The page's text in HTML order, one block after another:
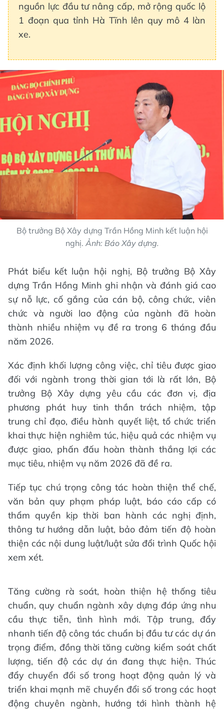
nguồn lực đầu tư nâng cấp, mở rộng quốc lộ
1 đoạn qua tỉnh Hà Tĩnh lên quy mô 4 làn
xe.
Bộ trưởng Bộ Xây dựng Trần Hồng Minh kết luận hội
nghị. Ảnh: Báo Xây dựng.
Phát biểu kết luận hội nghị, Bộ trưởng Bộ Xây
dựng Trần Hồng Minh ghi nhận và đánh giá cao
sự nỗ lực, cố gắng của cán bộ, công chức, viên
chức và người lao động của ngành đã hoàn
thành nhiều nhiệm vụ đề ra trong 6 tháng đầu
năm 2026.
Xác định khối lượng công việc, chỉ tiêu được giao
đối với ngành trong thời gian tới là rất lớn, Bộ
trưởng Bộ Xây dựng yêu cầu các đơn vị, địa
phương phát huy tinh thần trách nhiệm, tập
trung chỉ đạo, điều hành quyết liệt, tổ chức triển
khai thực hiện nghiêm túc, hiệu quả các nhiệm vụ
được giao, phấn đấu hoàn thành thắng lợi các
mục tiêu, nhiệm vụ năm 2026 đã đề ra.
Tiếp tục chú trọng công tác hoàn thiện thể chế,
văn bản quy phạm pháp luật, báo cáo cấp có
thẩm quyền kịp thời ban hành các nghị định,
thông tư hướng dẫn luật, bảo đảm tiến độ hoàn
thiện các nội dung luật/luật sửa đổi trình Quốc hội
xem xét.
Tăng cường rà soát, hoàn thiện hệ thống tiêu
chuẩn, quy chuẩn ngành xây dựng đáp ứng nhu
cầu thực tiễn, tình hình mới. Tập trung, đẩy
nhanh tiến độ công tác chuẩn bị đầu tư các dự án
trọng điểm, đồng thời tăng cường kiểm soát chất
lượng, tiến độ các dự án đang thực hiện. Thúc
đẩy chuyển đổi số trong hoạt động quản lý và
triển khai mạnh mẽ chuyển đổi số trong các hoạt
động chuyên ngành, hướng tới hình thành hệ